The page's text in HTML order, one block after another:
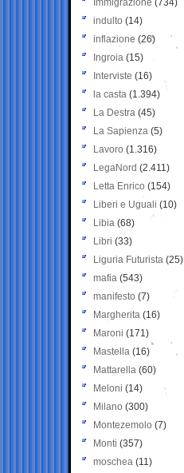
Immigrazione (734)
indulto (14)
inflazione (26)
Ingroia (15)
Interviste (16)
la casta (1.394)
La Destra (45)
La Sapienza (5)
Lavoro (1.316)
LegaNord (2.411)
Letta Enrico (154)
Liberi e Uguali (10)
Libia (68)
Libri (33)
Liguria Futurista (25)
mafia (543)
manifesto (7)
Margherita (16)
Maroni (171)
Mastella (16)
Mattarella (60)
Meloni (14)
Milano (300)
Montezemolo (7)
Monti (357)
moschea (11)